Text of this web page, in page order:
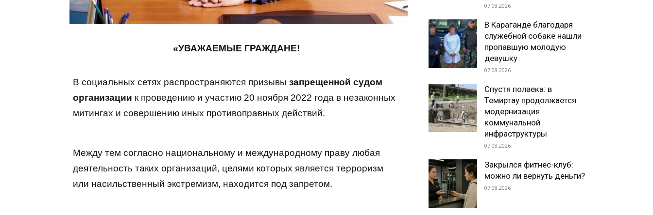
«УВАЖАЕМЫЕ ГРАЖДАНЕ!
В социальных сетях распространяются призывы запрещенной судом
организации к проведению и участию 20 ноября 2022 года в незаконных
митингах и совершению иных противоправных действий.
Между тем согласно национальному и международному праву любая
деятельность таких организаций, целями которых является терроризм
или насильственный экстремизм, находится под запретом.
07.08.2026
В Караганде благодаря
служебной собаке нашли
пропавшую молодую
девушку
07.08.2026
Спустя полвека: в
Темиртау продолжается
модернизация
коммунальной
инфраструктуры
07.08.2026
Закрылся фитнес-клуб:
можно ли вернуть деньги?
07.08.2026